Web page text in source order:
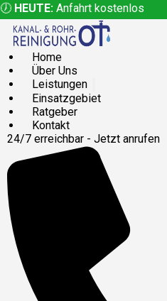
🕖 HEUTE: Anfahrt kostenlos
Home
Über Uns
Leistungen
Einsatzgebiet
Ratgeber
Kontakt
24/7 erreichbar - Jetzt anrufen